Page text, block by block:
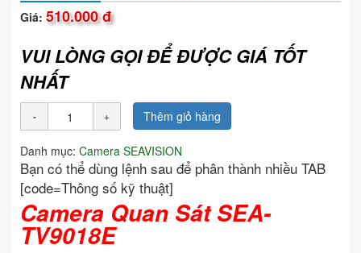
Giá: 510.000 đ
VUI LÒNG GỌI ĐỂ ĐƯỢC GIÁ TỐT
NHẤT
Thêm giỏ hàng
Danh mục: Camera SEAVISION
Bạn có thể dùng lệnh sau để phân thành nhiều TAB
[code=Thông số kỹ thuật]
Camera Quan Sát SEA-
TV9018E